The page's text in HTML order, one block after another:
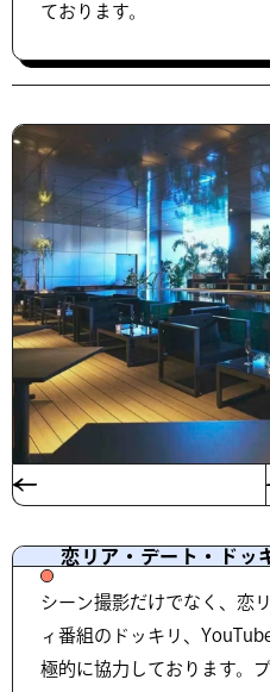
ております。
恋リア・デート・ドッ
シーン撮影だけでなく、恋
ィ番組のドッキリ、
極的に協力しております。